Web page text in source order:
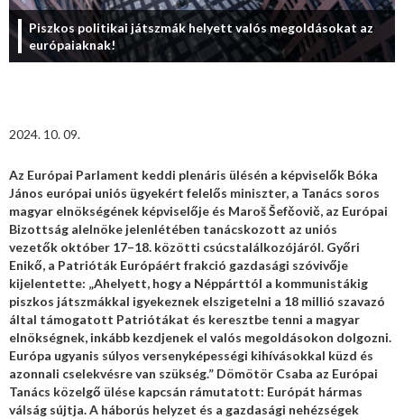
Piszkos politikai játszmák helyett valós megoldásokat az
európaiaknak!
2024. 10. 09.
Az Európai Parlament keddi plenáris ülésén a képviselők Bóka
János európai uniós ügyekért felelős miniszter, a Tanács soros
magyar elnökségének képviselője és Maroš Šefčovič, az Európai
Bizottság alelnöke jelenlétében tanácskozott az uniós
vezetők október 17–18. közötti csúcstalálkozójáról. Győri
Enikő, a Patrióták Európáért frakció gazdasági szóvivője
kijelentette: „Ahelyett, hogy a Néppárttól a kommunistákig
piszkos játszmákkal igyekeznek elszigetelni a 18 millió szavazó
által támogatott Patriótákat és keresztbe tenni a magyar
elnökségnek, inkább kezdjenek el valós megoldásokon dolgozni.
Európa ugyanis súlyos versenyképességi kihívásokkal küzd és
azonnali cselekvésre van szükség.” Dömötör Csaba az Európai
Tanács közelgő ülése kapcsán rámutatott: Európát hármas
válság sújtja. A háborús helyzet és a gazdasági nehézségek